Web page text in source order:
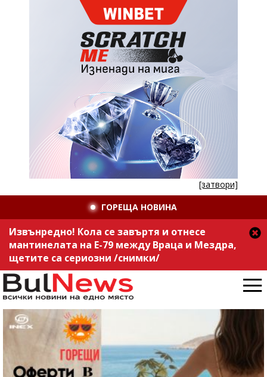
[затвори]
ГОРЕЩА НОВИНА
Извънредно! Кола се завъртя и отнесе
мантинелата на Е-79 между Враца и Мездра,
щетите са сериозни /снимки/